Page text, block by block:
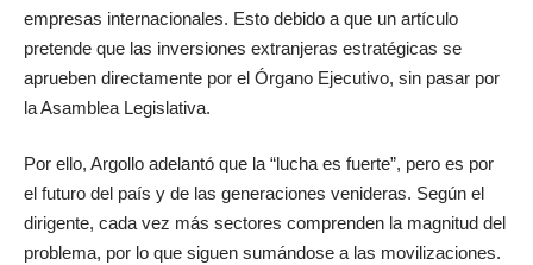
empresas internacionales. Esto debido a que un artículo
pretende que las inversiones extranjeras estratégicas se
aprueben directamente por el Órgano Ejecutivo, sin pasar por
la Asamblea Legislativa.
Por ello, Argollo adelantó que la “lucha es fuerte”, pero es por
el futuro del país y de las generaciones venideras. Según el
dirigente, cada vez más sectores comprenden la magnitud del
problema, por lo que siguen sumándose a las movilizaciones.